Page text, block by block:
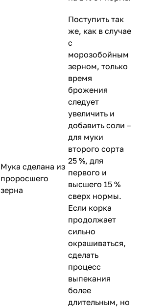
Мука сделана из
проросшего
зерна
Поступить так
же, как в случае
с
морозобойным
зерном, только
время
брожения
следует
увеличить и
добавить соли –
для муки
второго сорта
25 %, для
первого и
высшего 15 %
сверх нормы.
Если корка
продолжает
сильно
окрашиваться,
сделать
процесс
выпекания
более
длительным, но